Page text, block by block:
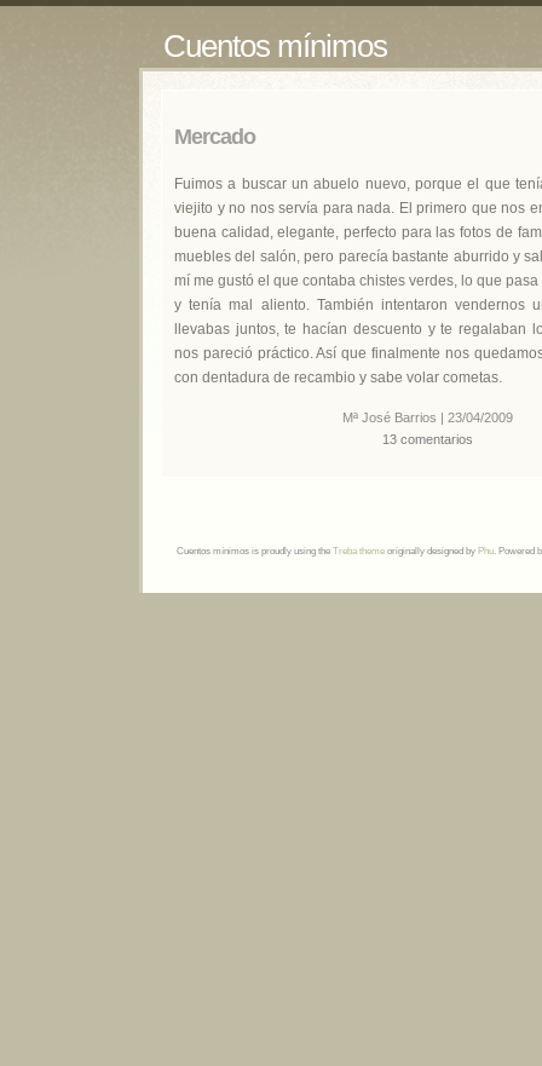
Cuentos mínimos
Mercado
Fuimos a buscar un abuelo nuevo, porque el que
viejito y no nos servía para nada. El primero que nos
buena calidad, elegante, perfecto para las fotos de
muebles del salón, pero parecía bastante aburrido y
mí me gustó el que contaba chistes verdes, lo que
y tenía mal aliento. También intentaron vendernos
llevabas juntos, te hacían descuento y te regalaban
nos pareció práctico. Así que finalmente nos
con dentadura de recambio y sabe volar cometas.
Mª José Barrios | 23/04/2009
13 comentarios
Cuentos mínimos is proudly using the Treba theme originally designed by Phu. Powered